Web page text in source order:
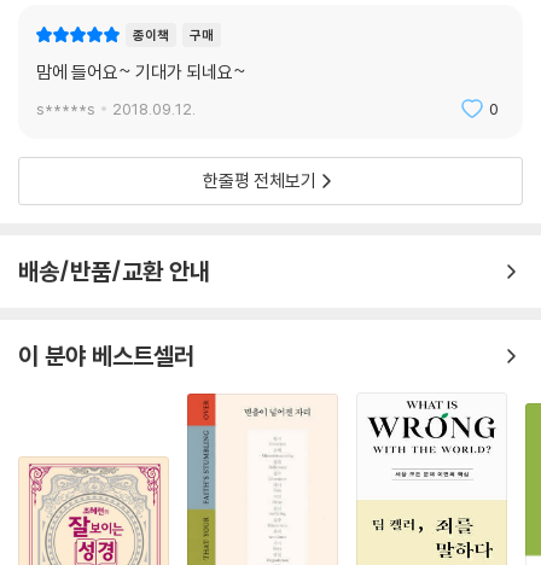
신약 본문을 이해하기 위해서뿐 아니라, 하나님의 진리에 굶주린 사람들에
게 말씀을 가르치고 설교하는 데도 유용한 ‘원스톱’(one-stop) 자료가
될 것이다.
존더반 신약주석의 특징
●본문의 큰 개념 혹은 중심 취지를 한두 문장으로 기술한다.
명한다.
●비전문가들에게도 쉽고 유용한 헬라어를 사용하여 심도 깊은 주석을 제
●본문의 신학적 메시지를 요약하고, 그것이 이 시대 교회에 무엇을 말하
는지 탐구한다.
이라고 생각한다. 최소한, 준비의 시작은 이 책이라고 권하고 싶다.
- 서정인 (한국컴패션 대표)
나의 가슴이 뛴다. 이 주석이 보배인 이유는 다음과 같다. 첫째, 정확한 그
림을 보게 해주기 때문이다. 그 본문이 기록된 역사적 배경, 그 본문이 위치
하나님의 말씀이라는 복음주의 신학의 렌즈를 통해 본문이 독자에게 의미
하는 바가 무엇인지를 정확히 드러내준다.
중심 사상을 한두 문장으로 졸여줌으로써 이 본문을 통해 내가 들어야 할
성령의 음성을 정확하게 붙들 수 있도록 도와준다.
셋째, 시각적으로 보여주기 때문이다. 성경은 평평한 지면에 검은 잉크로
인쇄되었기 때문에 거기에 사용된 어구의 높낮이나 의미상의 크기가 잘 구
분되어 보이지 않는다. 그러나 이 주석은 그것을 입체적으로 시각화해주고
있다. 각 본문의 ‘번역’ 부분은 헬라어의 문법적 구조에 따라 각 단어나 구
가 어떻게 연결되고 종속되는지를 보여주는 멋진 그림이다. 단어나 문장의
위치를 통해 그리고 주동사 문장을 굵은 폰트로 강조함으로써, 한눈에 보
종이책 구매
맘에 들어요~ 기대가 되네요~
s*****s 2018.09.12. 0
한줄평 전체보기
배송/반품/교환 안내
이 분야 베스트셀러